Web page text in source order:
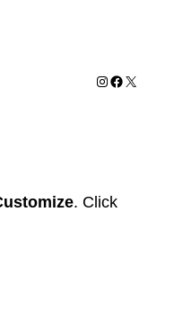
Instagram
Facebook
X
. Click